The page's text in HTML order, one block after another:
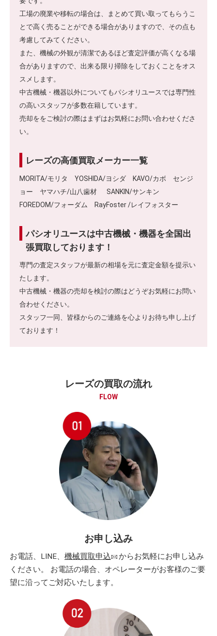
工場の廃業や移転の場合は、まとめて買い取ってもらうこ
とで高く売ることができる場合がありますので、その点も
考慮してみてください。
また、機械の外観が清潔であるほど査定評価が高くなる場
合がありますので、出来る限り掃除をしておくことをオス
スメします。
中古機械・機器以外についてもパシオリユースでは専門性
の高いスタッフが多数在籍しています。
売却ををご検討の際はまずはお気軽にお問い合わせくださ
い。
レーズの高価買取メーカー一覧
MORITA/モリタ YOSHIDA/ヨシダ KAVO/カボ センジ
ョー ヤマハチ/山八歯材 SANKIN/サンキン
FOREDOM/フォーダム RayFoster /レイフォスター
パシオリユースは中古機械・機器を全国出
張買取しております！
専門の査定スタッフが最新の相場を元に査定金額を提示い
たします。
中古機械・機器の売却を検討の際はどうぞお気軽にお問い
合わせください。
スタッフ一同、皆様からのご連絡を心よりお待ち申し上げ
ております！
レーズの買取の流れ
FLOW
お申し込み
お電話、LINE、 機械買取申込
からお気軽にお申し込み
ください。 お電話の場合、オペレーターがお客様のご要
望に沿ってご対応いたします。